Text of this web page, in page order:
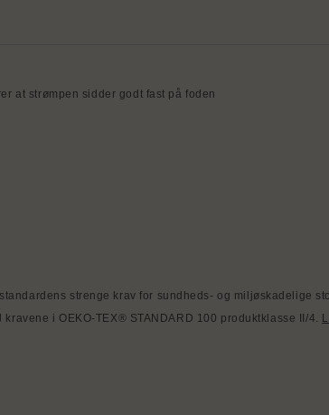
at strømpen sidder godt fast på foden
strenge krav for sundheds- og miljøskadelige
i OEKO-TEX® STANDARD 100 produktklasse II/4.